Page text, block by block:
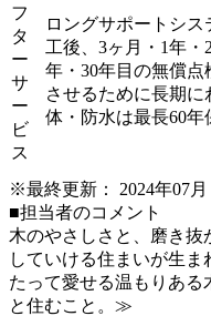
フ
タ
ー
サ
ー
ビ
ス
ロングサポートシ
工後、3ヶ月・1年・
年・30年目の無償
させるために長期
体・防水は最長60年
※最終更新： 2024年07月
■担当者のコメント
木のやさしさと、磨き抜
していける住まいが生
たって愛せる温もりあ
と住むこと。≫